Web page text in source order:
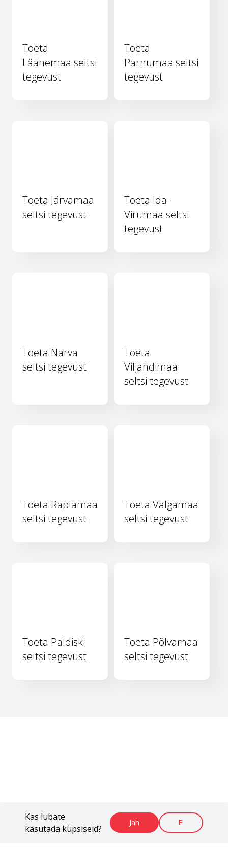
Kas lubate
kasutada küpsiseid?
Jah Ei
Toeta
Läänemaa seltsi
tegevust
Toeta
Pärnumaa seltsi
tegevust
Toeta Järvamaa
seltsi tegevust
Toeta Ida-
Virumaa seltsi
tegevust
Toeta Narva
seltsi tegevust
Toeta
Viljandimaa
seltsi tegevust
Toeta Raplamaa
seltsi tegevust
Toeta Valgamaa
seltsi tegevust
Toeta Paldiski
seltsi tegevust
Toeta Põlvamaa
seltsi tegevust